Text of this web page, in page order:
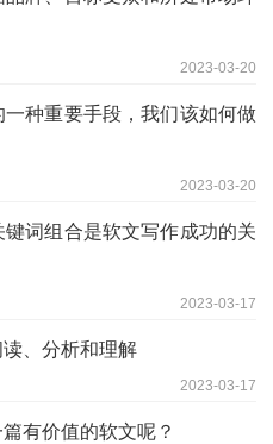
2023-03-20
种重要手段，我们该如何做
2023-03-20
词组合是软文写作成功的关
2023-03-17
、分析和理解
2023-03-17
有价值的软文呢？